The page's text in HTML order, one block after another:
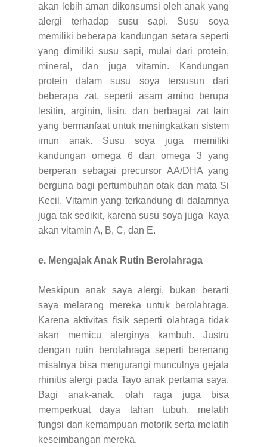
akan lebih aman dikonsumsi oleh anak yang
alergi terhadap susu sapi. Susu soya
memiliki beberapa kandungan setara seperti
yang dimiliki susu sapi, mulai dari protein,
mineral, dan juga vitamin. Kandungan
protein dalam susu soya tersusun dari
beberapa zat, seperti asam amino berupa
lesitin, arginin, lisin, dan berbagai zat lain
yang bermanfaat untuk meningkatkan sistem
imun anak. Susu soya juga memiliki
kandungan omega 6 dan omega 3 yang
berperan sebagai precursor AA/DHA yang
berguna bagi pertumbuhan otak dan mata Si
Kecil. Vitamin yang terkandung di dalamnya
juga tak sedikit, karena susu soya juga kaya
akan vitamin A, B, C, dan E.
e. Mengajak Anak Rutin Berolahraga
Meskipun anak saya alergi, bukan berarti
saya melarang mereka untuk berolahraga.
Karena aktivitas fisik seperti olahraga tidak
akan memicu alerginya kambuh. Justru
dengan rutin berolahraga seperti berenang
misalnya bisa mengurangi munculnya gejala
rhinitis alergi pada Tayo anak pertama saya.
Bagi anak-anak, olah raga juga bisa
memperkuat daya tahan tubuh, melatih
fungsi dan kemampuan motorik serta melatih
keseimbangan mereka.